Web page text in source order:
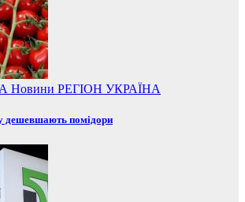
Новини РЕГІОН УКРАЇНА
дешевшають помідори